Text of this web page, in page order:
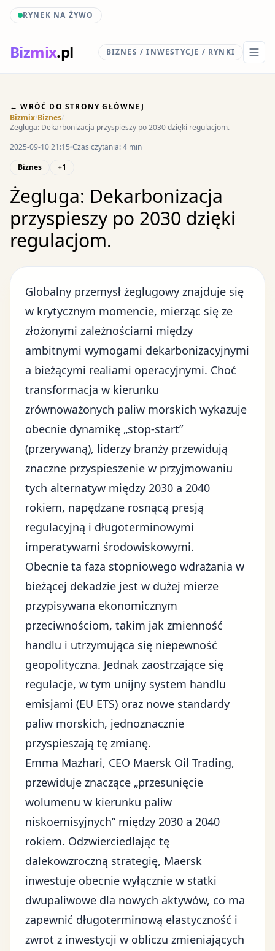
RYNEK NA ŻYWO
Bizmix.pl BIZNES / INWESTYCJE / RYNKI
← WRÓĆ DO STRONY GŁÓWNEJ
Bizmix/Biznes/
Żegluga: Dekarbonizacja przyspieszy po 2030 dzięki regulacjom.
2025-09-10 21:15 Czas czytania: 4 min
Biznes
+1
Żegluga: Dekarbonizacja
przyspieszy po 2030 dzięki
regulacjom.
Globalny przemysł żeglugowy znajduje się
w krytycznym momencie, mierząc się ze
złożonymi zależnościami między
ambitnymi wymogami dekarbonizacyjnymi
a bieżącymi realiami operacyjnymi. Choć
transformacja w kierunku
zrównoważonych paliw morskich wykazuje
obecnie dynamikę „stop-start”
(przerywaną), liderzy branży przewidują
znaczne przyspieszenie w przyjmowaniu
tych alternatyw między 2030 a 2040
rokiem, napędzane rosnącą presją
regulacyjną i długoterminowymi
imperatywami środowiskowymi.
Obecnie ta faza stopniowego wdrażania w
bieżącej dekadzie jest w dużej mierze
przypisywana ekonomicznym
przeciwnościom, takim jak zmienność
handlu i utrzymująca się niepewność
geopolityczna. Jednak zaostrzające się
regulacje, w tym unijny system handlu
emisjami (EU ETS) oraz nowe standardy
paliw morskich, jednoznacznie
przyspieszają tę zmianę.
Emma Mazhari, CEO Maersk Oil Trading,
przewiduje znaczące „przesunięcie
wolumenu w kierunku paliw
niskoemisyjnych” między 2030 a 2040
rokiem. Odzwierciedlając tę
dalekowzroczną strategię, Maersk
inwestuje obecnie wyłącznie w statki
dwupaliwowe dla nowych aktywów, co ma
zapewnić długoterminową elastyczność i
zwrot z inwestycji w obliczu zmieniających